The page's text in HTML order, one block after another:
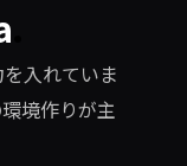
もあ
lievres
watch?
入れていま
境作りが主